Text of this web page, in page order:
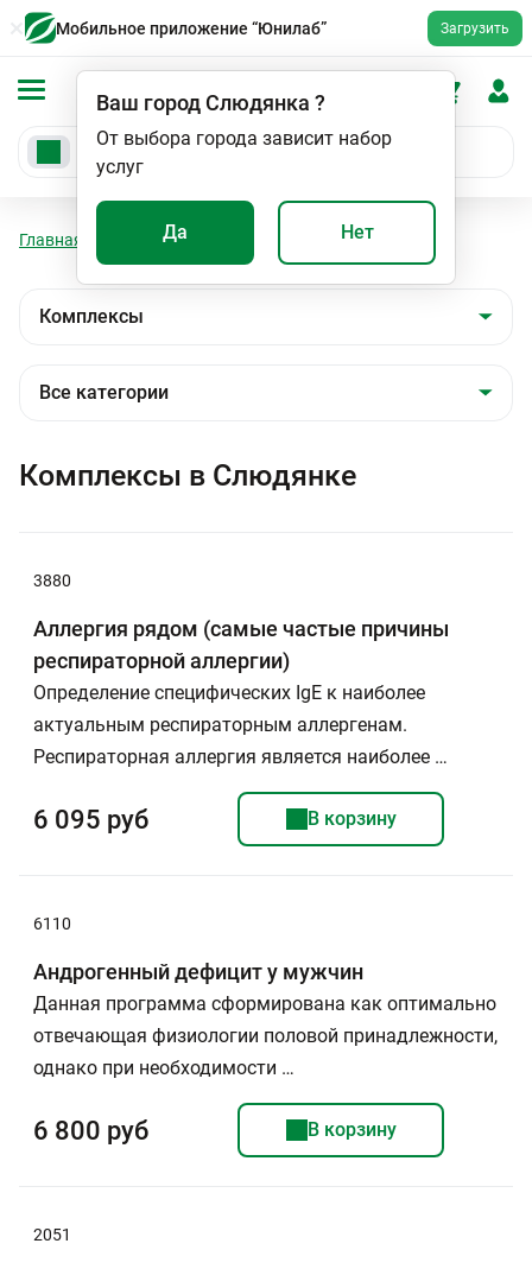
Мобильное приложение “Юнилаб” Загрузить
Ваш городСлюдянка ?
От выбора города зависит набор
услуг
Да Нет
Главная Анализы
Комплексы в Слюдянке
3880
Аллергия рядом (самые частые причины
респираторной аллергии)
Определение специфических IgE к наиболее
актуальным респираторным аллергенам.
Респираторная аллергия является наиболее …
6 095 руб В корзину
6110
Андрогенный дефицит у мужчин
Данная программа сформирована как оптимально
отвечающая физиологии половой принадлежности,
однако при необходимости …
6 800 руб В корзину
2051